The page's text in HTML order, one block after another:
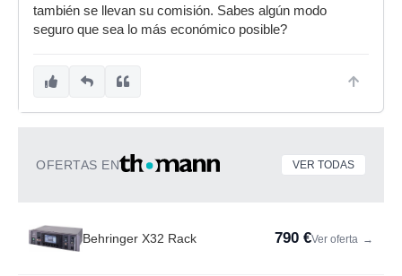
también se llevan su comisión. Sabes algún modo
seguro que sea lo más económico posible?
OFERTAS EN VER TODAS
Behringer X32 Rack 790 €Ver oferta →